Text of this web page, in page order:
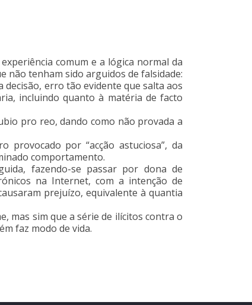
comum e a lógica normal da
não tenham sido arguidos de falsidade:
decisão, erro tão evidente que salta aos
incluindo quanto à matéria de facto
pro reo, dando como não provada a
por “acção astuciosa”, da
comportamento.
fazendo-se passar por dona de
na Internet, com a intenção de
prejuízo, equivalente à quantia
mas sim que a série de ilícitos contra o
faz modo de vida.